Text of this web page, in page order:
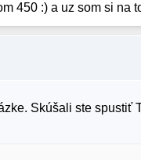
450 :) a uz som si na
Skúšali ste spustiť